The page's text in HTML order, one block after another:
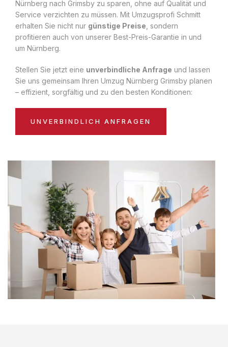
Nürnberg nach Grimsby zu sparen, ohne auf Qualität und
Service verzichten zu müssen. Mit Umzugsprofi Schmitt
erhalten Sie nicht nur günstige Preise , sondern
profitieren auch von unserer Best-Preis-Garantie in und
um Nürnberg.
Stellen Sie jetzt eine unverbindliche Anfrage und lassen
Sie uns gemeinsam Ihren Umzug Nürnberg Grimsby planen
– effizient, sorgfältig und zu den besten Konditionen:
UNVERBINDLICH ANFRAGEN